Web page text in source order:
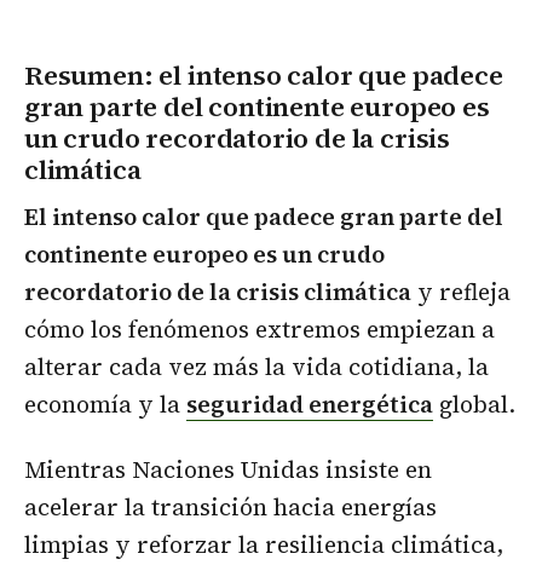
Resumen: el intenso calor que padece
gran parte del continente europeo es
un crudo recordatorio de la crisis
climática
El intenso calor que padece gran parte del
continente europeo es un crudo
recordatorio de la crisis climática y refleja
cómo los fenómenos extremos empiezan a
alterar cada vez más la vida cotidiana, la
economía y la seguridad energética global.
Mientras Naciones Unidas insiste en
acelerar la transición hacia energías
limpias y reforzar la resiliencia climática,